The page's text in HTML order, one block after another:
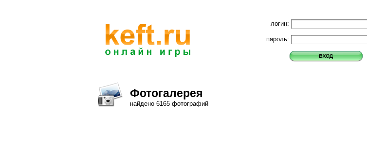
логин:
пароль:
Фотогалерея
найдено 6165 фотографий